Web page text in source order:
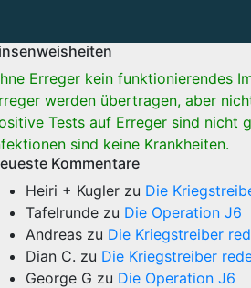
Erreger kein funktionierendes
werden übertragen, aber
Tests auf Erreger sind nicht
sind keine Krankheiten.
Kommentare
Heiri + Kugler zu Die
Tafelrunde zu Die Operation J6
Andreas zu Die Kriegstreiber
Dian C. zu Die Kriegstreiber
George G zu Die Operation J6